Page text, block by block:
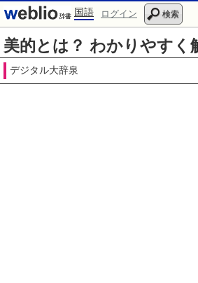
国語 ログイン 検索
美的とは？ わかりやすく
デジタル大辞泉